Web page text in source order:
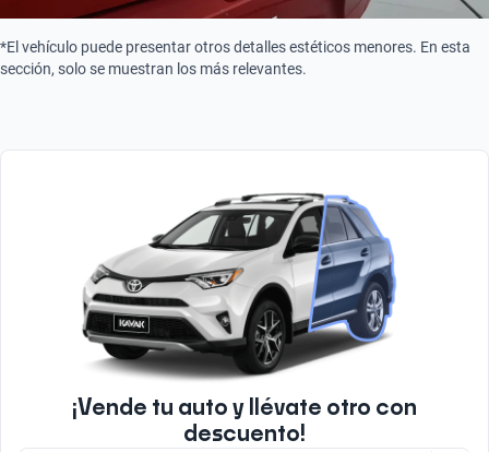
*El vehículo puede presentar otros detalles estéticos menores. En esta
sección, solo se muestran los más relevantes.
¡Vende tu auto y llévate otro con
descuento!